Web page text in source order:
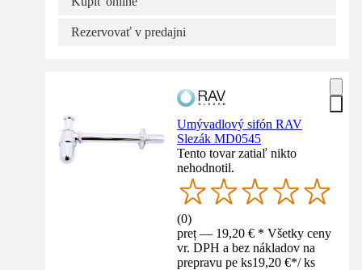
Rezervovať v predajni
Umývadlový sifón RAV
Slezák MD0545
Tento tovar zatiaľ nikto
nehodnotil.
(0)
preț — 19,20 € * Všetky ceny
vr. DPH a bez nákladov na
prepravu pe ks19,20 €*/ ks